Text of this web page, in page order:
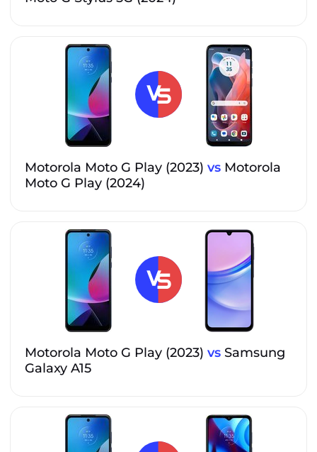
Motorola Moto G Play (2023) vs Motorola
Moto G Play (2024)
Motorola Moto G Play (2023) vs Samsung
Galaxy A15